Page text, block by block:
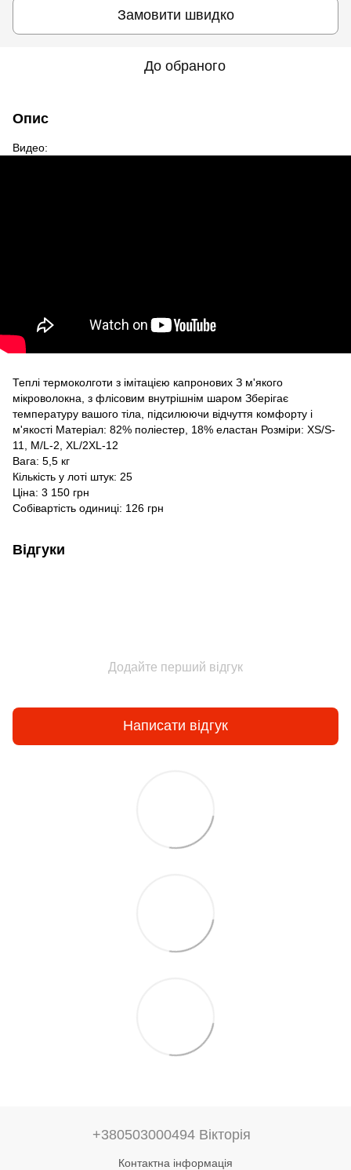
Замовити швидко
До обраного
Опис
Видео:
Теплі термоколготи з імітацією капронових З м'якого
мікроволокна, з флісовим внутрішнім шаром Зберігає
температуру вашого тіла, підсилюючи відчуття комфорту і
м'якості Матеріал: 82% поліестер, 18% еластан Розміри: XS/S-
11, M/L-2, XL/2XL-12
Вага: 5,5 кг
Кількість у лоті штук: 25
Ціна: 3 150 грн
Собівартість одиниці: 126 грн
Відгуки
Додайте перший відгук
Написати відгук
+380503000494 Вікторія
Контактна інформація